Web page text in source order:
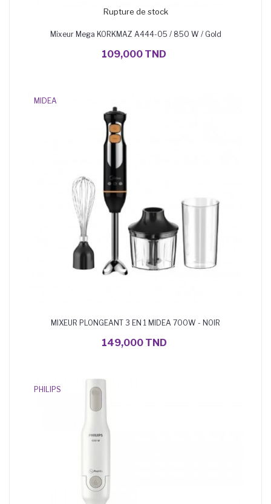
Rupture de stock
Mixeur Mega KORKMAZ A444-05 / 850 W / Gold
109,000 TND
MIDEA
MIXEUR PLONGEANT 3 EN 1 MIDEA 700W - NOIR
149,000 TND
PHILIPS